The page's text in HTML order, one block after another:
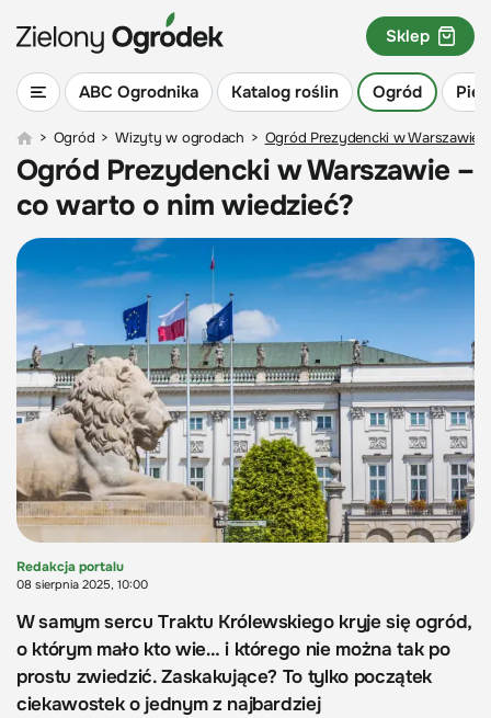
ABC Ogrodnika Katalog roślin Ogród
Sklep
> Ogród > Wizyty w ogrodach > Ogród Prezydencki w Warszawie
Ogród Prezydencki w Warszawie –
co warto o nim wiedzieć?
Redakcja portalu
08 sierpnia 2025, 10:00
W samym sercu Traktu Królewskiego kryje się ogród,
o którym mało kto wie… i którego nie można tak po
prostu zwiedzić. Zaskakujące? To tylko początek
ciekawostek o jednym z najbardziej